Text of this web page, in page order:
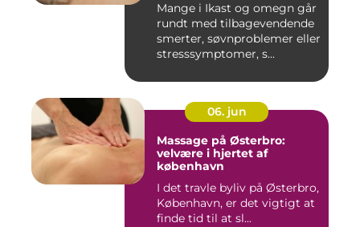
Mange i Ikast og omegn går
rundt med tilbagevendende
smerter, søvnproblemer eller
stresssymptomer, s...
06. jun
Massage på Østerbro:
velvære i hjertet af
københavn
I det travle byliv på Østerbro,
København, er det vigtigt at
finde tid til at sl...